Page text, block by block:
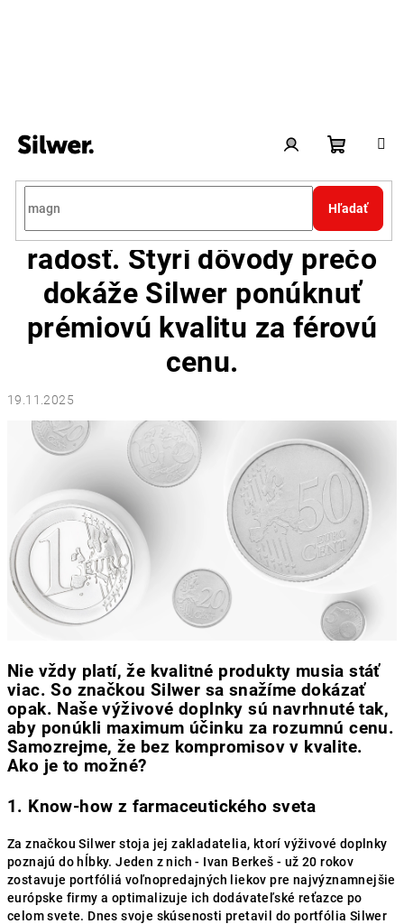
Hľadať
Ceny, ktoré vám urobia
radosť. Štyri dôvody prečo
dokáže Silwer ponúknuť
prémiovú kvalitu za férovú
cenu.
19.11.2025
Nie vždy platí, že kvalitné produkty musia stáť
viac. So značkou Silwer sa snažíme dokázať
opak. Naše výživové doplnky sú navrhnuté tak,
aby ponúkli maximum účinku za rozumnú cenu.
Samozrejme, že bez kompromisov v kvalite.
Ako je to možné?
1. Know-how z farmaceutického sveta
Za značkou Silwer stoja jej zakladatelia, ktorí výživové doplnky
poznajú do hĺbky. Jeden z nich - Ivan Berkeš - už 20 rokov
zostavuje portfóliá voľnopredajných liekov pre najvýznamnejšie
európske firmy a optimalizuje ich dodávateľské reťazce po
celom svete. Dnes svoje skúsenosti pretavil do portfólia Silwer